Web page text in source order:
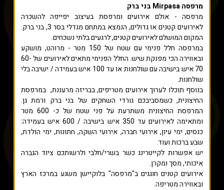
מרפסה Mirpasa בני ברק
מרפסה - אולם אירועים ומרפסת בעיצוב יפייפה להשכרה
לאירועים קטנים או גדולים, הנמצא במתחם מגדלי בסר 3, בני ברק.
המקום המושלם לאירועים קטנים, לרגעים בלתי נשכחים.
במרפסה חלל פנימי עם שטח של 150 מטר - מרוהט, מושקע
ובאווירה הכי מפנקת שיש. החלל הפנימי מתאים לאירועים של 60-
70 איש בישיבה עם שולחנות או עד 100 איש בעמידה / ישיבה בלי
שולחנות.
בנוסף תוכלו לערוך אירועים מטריפים, בבריזה מרעננת, במרפסת
החיצונית, כשמסביבכם גורדי השחקים של בני ברק ורמת גן.
המרפסת החיצונית משתרעת על פני שטח של כ- 600 מטר
ומתאימה לאירועים עד 350 איש בישיבה / 600 איש בעמידה:
כנסים, ימי עיון, אירועי חברה, אירועי השקה, חתונות, ימי הולדת,
שבע ברכות ועוד.
יש אפשרות לקייטרינג כשר בשרי/חלבי ולרשותכם ציוד הגברה
איכותי, מסך ומקרן.
אירועים קטנים חוגגים ב"מרפסה" בלוקיישן משגע במרכז הארץ
ובאווירה מטריפה.